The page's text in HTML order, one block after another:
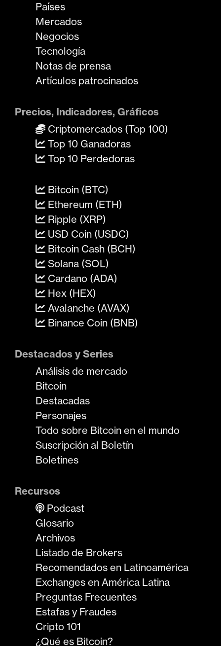
Países
Mercados
Negocios
Tecnología
Notas de prensa
Artículos patrocinados
Precios, Indicadores, Gráficos
Criptomercados (Top 100)
Top 10 Ganadoras
Top 10 Perdedoras
Bitcoin (BTC)
Ethereum (ETH)
Ripple (XRP)
USD Coin (USDC)
Bitcoin Cash (BCH)
Solana (SOL)
Cardano (ADA)
Hex (HEX)
Avalanche (AVAX)
Binance Coin (BNB)
Destacados y Series
Análisis de mercado
Bitcoin
Destacadas
Personajes
Todo sobre Bitcoin en el mundo
Suscripción al Boletín
Boletines
Recursos
Podcast
Glosario
Archivos
Listado de Brokers
Recomendados en Latinoamérica
Exchanges en América Latina
Preguntas Frecuentes
Estafas y Fraudes
Cripto 101
¿Qué es Bitcoin?